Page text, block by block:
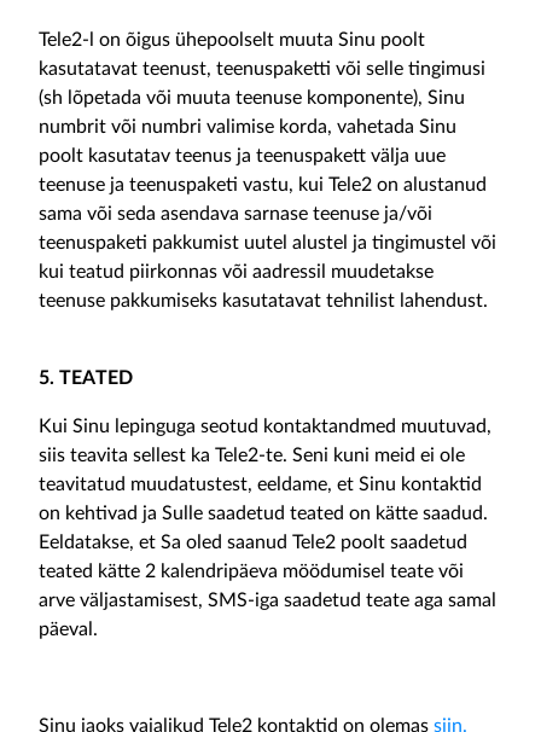
Tele2-l on õigus ühepoolselt muuta Sinu poolt
kasutatavat teenust, teenuspaketti või selle tingimusi
(sh lõpetada või muuta teenuse komponente), Sinu
numbrit või numbri valimise korda, vahetada Sinu
poolt kasutatav teenus ja teenuspakett välja uue
teenuse ja teenuspaketi vastu, kui Tele2 on alustanud
sama või seda asendava sarnase teenuse ja/või
teenuspaketi pakkumist uutel alustel ja tingimustel või
kui teatud piirkonnas või aadressil muudetakse
teenuse pakkumiseks kasutatavat tehnilist lahendust.
5. TEATED
Kui Sinu lepinguga seotud kontaktandmed muutuvad,
siis teavita sellest ka Tele2-te. Seni kuni meid ei ole
teavitatud muudatustest, eeldame, et Sinu kontaktid
on kehtivad ja Sulle saadetud teated on kätte saadud.
Eeldatakse, et Sa oled saanud Tele2 poolt saadetud
teated kätte 2 kalendripäeva möödumisel teate või
arve väljastamisest, SMS-iga saadetud teate aga samal
päeval.
Sinu jaoks vajalikud Tele2 kontaktid on olemas siin.